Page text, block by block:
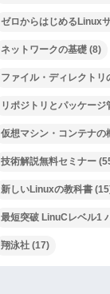
ゼロからはじめるLinux
ネットワークの基礎 (8)
ファイル・ディレクトリ
リポジトリとパッケージ
仮想マシン・コンテナの
技術解説無料セミナー
新しいLinuxの教科書
最短突破 LinuCレベル1
翔泳社 (17)